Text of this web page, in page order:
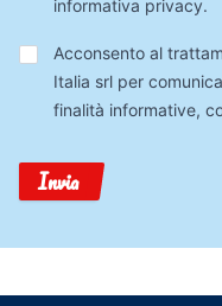
informativa privacy.
Trattamento
Dati
Acconsento al
Italia srl per
finalità informative,
Invia